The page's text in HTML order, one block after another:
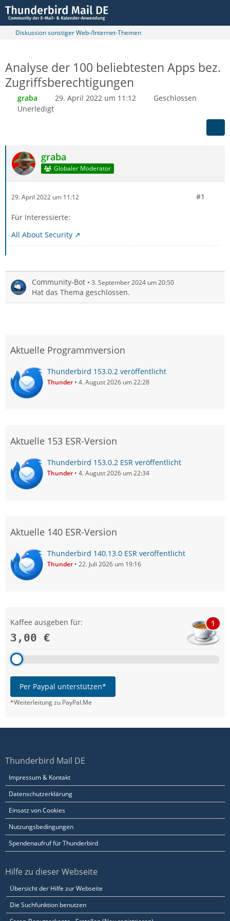
Diskussion sonstiger Web-/Internet-Themen
Analyse der 100 beliebtesten Apps bez.
Zugriffsberechtigungen
graba 29. April 2022 um 11:12
Geschlossen
Unerledigt
graba
Globaler Moderator
29. April 2022 um 11:12 #1
Für Interessierte:
All About Security
Community-Bot 3. September 2024 um 20:50
Hat das Thema geschlossen.
Aktuelle Programmversion
Thunderbird 153.0.2 veröffentlicht
Thunder 4. August 2026 um 22:28
Aktuelle 153 ESR-Version
Thunderbird 153.0.2 ESR veröffentlicht
Thunder 4. August 2026 um 22:34
Aktuelle 140 ESR-Version
Thunderbird 140.13.0 ESR veröffentlicht
Thunder 22. Juli 2026 um 19:16
Kaffee ausgeben für:
3,00 €
1
Per Paypal unterstützen*
*Weiterleitung zu PayPal.Me
Thunderbird Mail DE
Impressum & Kontakt
Datenschutzerklärung
Einsatz von Cookies
Nutzungsbedingungen
Spendenaufruf für Thunderbird
Hilfe zu dieser Webseite
Übersicht der Hilfe zur Webseite
Die Suchfunktion benutzen